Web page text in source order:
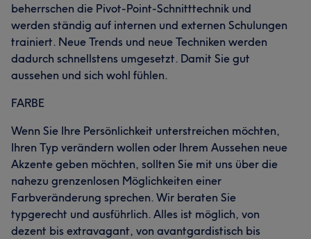
beherrschen die Pivot-Point-Schnitttechnik und
werden ständig auf internen und externen Schulungen
trainiert. Neue Trends und neue Techniken werden
dadurch schnellstens umgesetzt. Damit Sie gut
aussehen und sich wohl fühlen.
FARBE
Wenn Sie Ihre Persönlichkeit unterstreichen möchten,
Ihren Typ verändern wollen oder Ihrem Aussehen neue
Akzente geben möchten, sollten Sie mit uns über die
nahezu grenzenlosen Möglichkeiten einer
Farbveränderung sprechen. Wir beraten Sie
typgerecht und ausführlich. Alles ist möglich, von
dezent bis extravagant, von avantgardistisch bis